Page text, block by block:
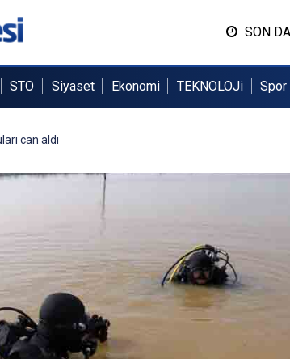
SON
STO Siyaset Ekonomi TEKNOLOJi Spor
can aldı